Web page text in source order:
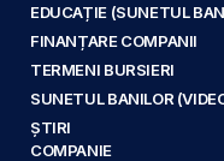
EDUCAȚIE (SUNETUL
FINANȚARE COMPANII
TERMENI BURSIERI
SUNETUL BANILOR
ȘTIRI
COMPANIE